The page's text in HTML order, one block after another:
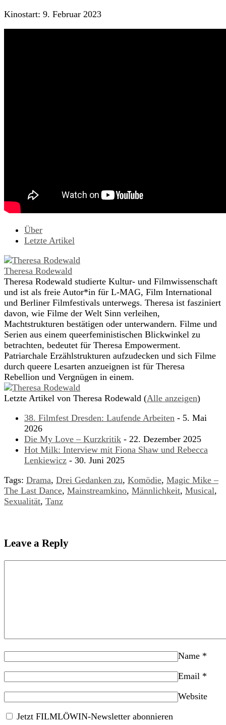
Kinostart: 9. Februar 2023
Über
Letzte Artikel
Theresa Rodewald
Theresa Rodewald studierte Kultur- und Filmwissenschaft
und ist als freie Autor*in für L-MAG, Film International
und Berliner Filmfestivals unterwegs. Theresa ist fasziniert
davon, wie Filme der Welt Sinn verleihen,
Machtstrukturen bestätigen oder unterwandern. Filme und
Serien aus einem queerfeministischen Blickwinkel zu
betrachten, bedeutet für Theresa Empowerment.
Patriarchale Erzählstrukturen aufzudecken und sich Filme
durch queere Lesarten anzueignen ist für Theresa
Rebellion und Vergnügen in einem.
Letzte Artikel von Theresa Rodewald (Alle anzeigen)
38. Filmfest Dresden: Laufende Arbeiten - 5. Mai
2026
Die My Love – Kurzkritik - 22. Dezember 2025
Hot Milk: Interview mit Fiona Shaw und Rebecca
Lenkiewicz - 30. Juni 2025
Tags: Drama, Drei Gedanken zu, Komödie, Magic Mike –
The Last Dance, Mainstreamkino, Männlichkeit, Musical,
Sexualität, Tanz
Leave a Reply
Name *
Email *
Website
Jetzt FILMLÖWIN-Newsletter abonnieren